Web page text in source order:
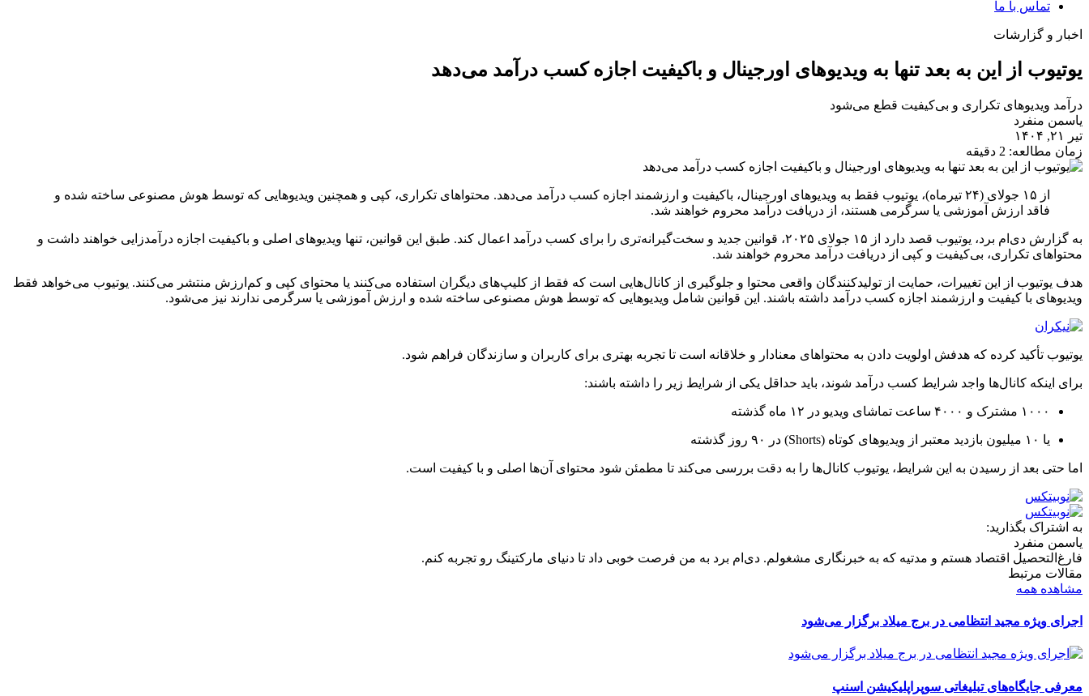
تماس با ما
اخبار و گزارشات
یوتیوب از این به بعد تنها به ویدیوهای اورجینال و باکیفیت اجازه کسب درآمد می‌دهد
درآمد ویدیوهای تکراری و بی‌کیفیت قطع می‌شود
یاسمن منفرد
تیر ۲۱, ۱۴۰۴
زمان مطالعه: 2 دقیقه
از ۱۵ جولای (۲۴ تیرماه)، یوتیوب فقط به ویدیوهای اورجینال، باکیفیت و ارزشمند اجازه کسب درآمد می‌دهد. محتواهای تکراری، کپی و همچنین ویدیوهایی که توسط هوش مصنوعی ساخته شده و
فاقد ارزش آموزشی یا سرگرمی هستند، از دریافت درآمد محروم خواهند شد.
به گزارش دی‌ام برد، یوتیوب قصد دارد از ۱۵ جولای ۲۰۲۵، قوانین جدید و سخت‌گیرانه‌تری را برای کسب درآمد اعمال کند. طبق این قوانین، تنها ویدیوهای اصلی و باکیفیت اجازه درآمدزایی خواهند داشت و
محتواهای تکراری، بی‌کیفیت و کپی از دریافت درآمد محروم خواهند شد.
هدف یوتیوب از این تغییرات، حمایت از تولیدکنندگان واقعی محتوا و جلوگیری از کانال‌هایی است که فقط از کلیپ‌های دیگران استفاده می‌کنند یا محتوای کپی و کم‌ارزش منتشر می‌کنند. یوتیوب می‌خواهد فقط
ویدیوهای با کیفیت و ارزشمند اجازه کسب درآمد داشته باشند. این قوانین شامل ویدیوهایی که توسط هوش مصنوعی ساخته شده و ارزش آموزشی یا سرگرمی ندارند نیز می‌شود.
یوتیوب تأکید کرده که هدفش اولویت دادن به محتواهای معنادار و خلاقانه است تا تجربه بهتری برای کاربران و سازندگان فراهم شود.
برای اینکه کانال‌ها واجد شرایط کسب درآمد شوند، باید حداقل یکی از شرایط زیر را داشته باشند:
۱۰۰۰ مشترک و ۴۰۰۰ ساعت تماشای ویدیو در ۱۲ ماه گذشته
یا ۱۰ میلیون بازدید معتبر از ویدیوهای کوتاه (Shorts) در ۹۰ روز گذشته
اما حتی بعد از رسیدن به این شرایط، یوتیوب کانال‌ها را به دقت بررسی می‌کند تا مطمئن شود محتوای آن‌ها اصلی و با کیفیت است.
به اشتراک بگذارید:
یاسمن منفرد
فارغ‌التحصیل اقتصاد هستم و مدتیه که به خبرنگاری مشغولم. دی‌ام برد به من فرصت خوبی داد تا دنیای مارکتینگ رو تجربه کنم.
مقالات مرتبط
مشاهده همه
اجرای ویژه مجید انتظامی در برج میلاد برگزار می‌شود
معرفی جایگاه‌های تبلیغاتی سوپراپلیکیشن اسنپ